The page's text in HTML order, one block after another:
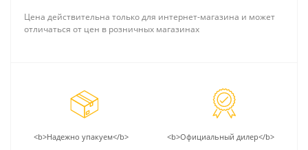
Цена действительна только для интернет-магазина и может
отличаться от цен в розничных магазинах
<b>Надежно упакуем</b> <b>Официальный дилер</b>